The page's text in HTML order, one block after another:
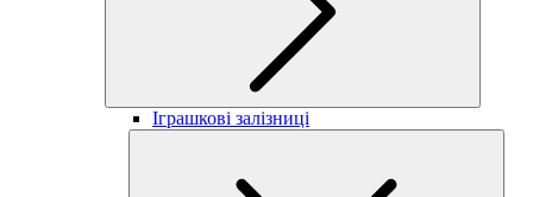
Іграшкові залізниці